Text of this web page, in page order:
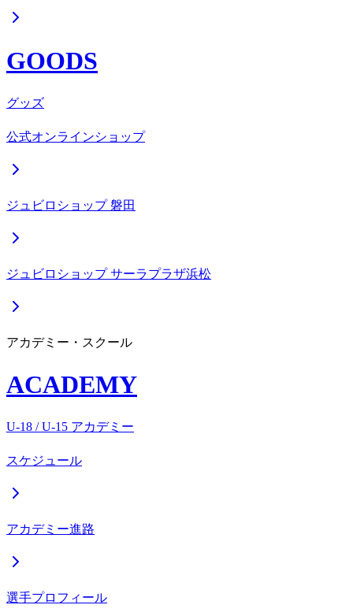
GOODS
グッズ
公式オンラインショップ
ジュビロショップ 磐田
ジュビロショップ サーラプラザ浜松
アカデミー・スクール
ACADEMY
U-18 / U-15 アカデミー
スケジュール
アカデミー進路
選手プロフィール